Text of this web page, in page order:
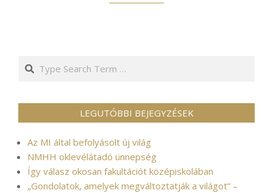
Search
LEGUTÓBBI BEJEGYZÉSEK
Az MI által befolyásolt új világ
NMHH oklevélátadó ünnepség
Így válasz okosan fakultációt középiskolában
„Gondolatok, amelyek megváltoztatják a világot” –